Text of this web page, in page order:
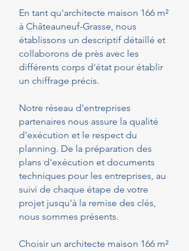
En tant qu'architecte maison 166 m²
à Châteauneuf-Grasse, nous
établissons un descriptif détaillé et
collaborons de près avec les
différents corps d'état pour établir
un chiffrage précis.
Notre réseau d'entreprises
partenaires nous assure la qualité
d'exécution et le respect du
planning. De la préparation des
plans d'exécution et documents
techniques pour les entreprises, au
suivi de chaque étape de votre
projet jusqu'à la remise des clés,
nous sommes présents.
Choisir un architecte maison 166 m²